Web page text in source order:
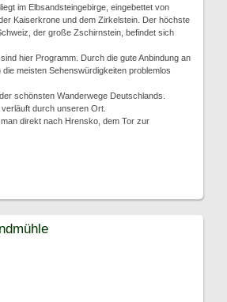
im Elbsandsteingebirge, eingebettet von
Kaiserkrone und dem Zirkelstein. Der höchste
der große Zschirnstein, befindet sich
hier Programm. Durch die gute Anbindung an
meisten Sehenswürdigkeiten problemlos
schönsten Wanderwege Deutschlands.
durch unseren Ort.
direkt nach Hrensko, dem Tor zur